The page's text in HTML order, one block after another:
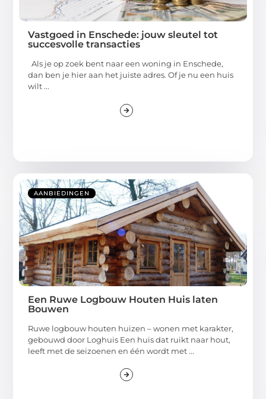
Vastgoed in Enschede: jouw sleutel tot
succesvolle transacties
Als je op zoek bent naar een woning in Enschede,
dan ben je hier aan het juiste adres. Of je nu een huis
wilt ...
AANBIEDINGEN
Een Ruwe Logbouw Houten Huis laten
Bouwen
Ruwe logbouw houten huizen – wonen met karakter,
gebouwd door Loghuis Een huis dat ruikt naar hout,
leeft met de seizoenen en één wordt met ...